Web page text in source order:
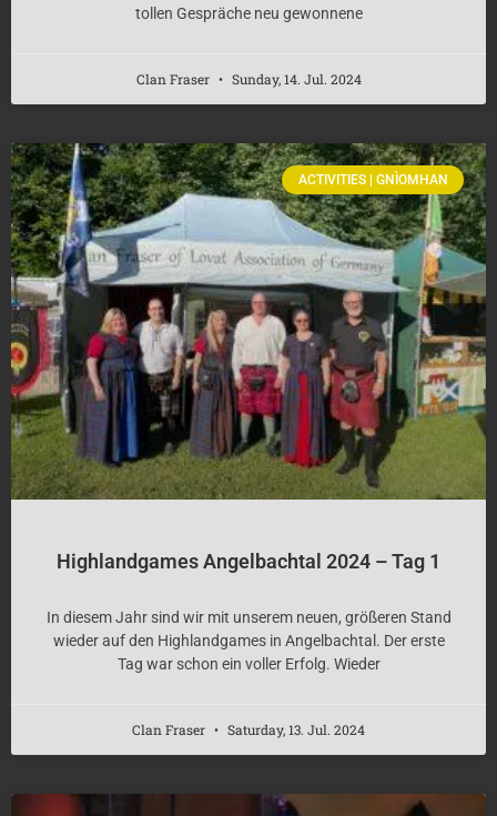
tollen Gespräche neu gewonnene
Clan Fraser Sunday, 14. Jul. 2024
ACTIVITIES | GNÌOMHAN
Highlandgames Angelbachtal 2024 – Tag 1
In diesem Jahr sind wir mit unserem neuen, größeren Stand
wieder auf den Highlandgames in Angelbachtal. Der erste
Tag war schon ein voller Erfolg. Wieder
Clan Fraser Saturday, 13. Jul. 2024